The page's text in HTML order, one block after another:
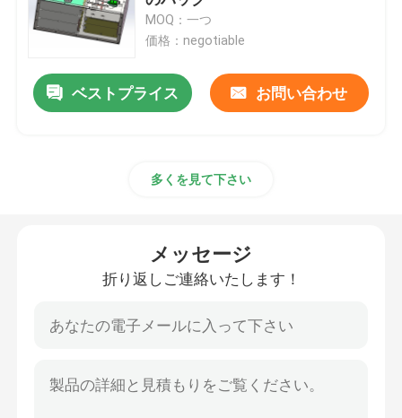
リチウム トラクター電池
積込み機電池
芝刈機のリチウム電池
歯切り工具電池
電気ドリルのリチウム電池
MOQ：一つ
価格：negotiable
ベストプライス お問い合わせ
多くを見て下さい
メッセージ
折り返しご連絡いたします！